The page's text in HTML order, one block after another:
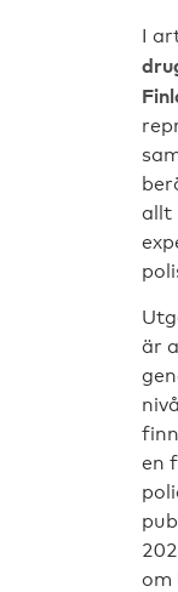
I
allt
är
en
om